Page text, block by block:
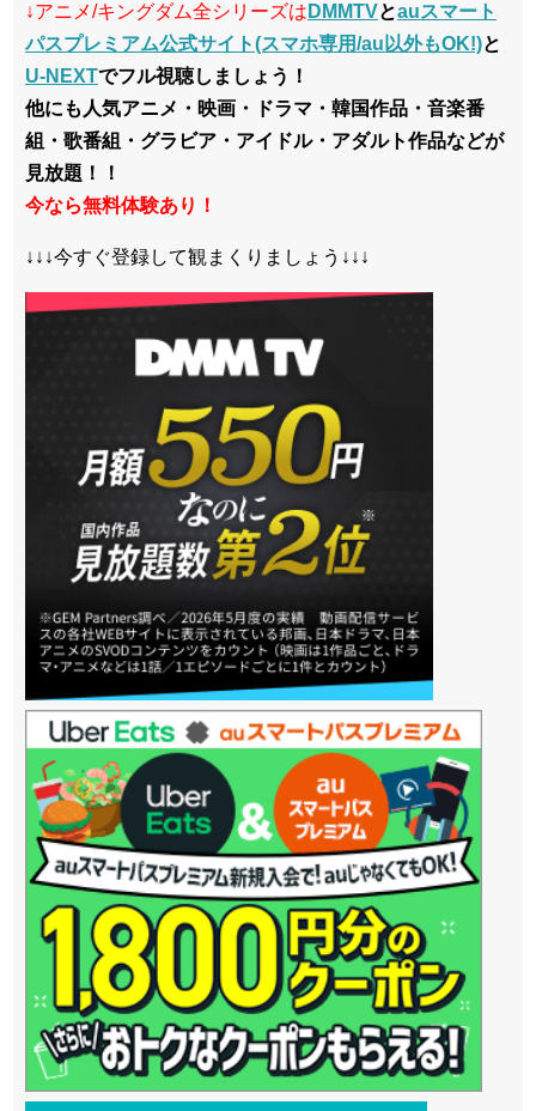
↓アニメ/キングダム全シリーズは DMMTVとauスマート
パスプレミアム公式サイト(スマホ専用/au以外もOK!)と
U-NEXTでフル視聴しましょう！
他にも人気アニメ・映画・ドラマ・韓国作品・音楽番
組・歌番組・グラビア・アイドル・アダルト作品などが
見放題！！
今なら無料体験あり！
↓↓↓今すぐ登録して観まくりましょう↓↓↓